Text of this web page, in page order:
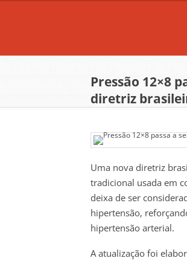
Pressão 12×8
diretriz
Uma nova diretriz
tradicional usada em
deixa de ser
hipertensão,
hipertensão arterial.
A atualização foi